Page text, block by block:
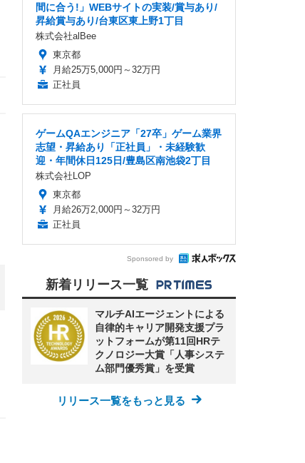
間に合う!」WEBサイトの実装/賞与あり/
昇給賞与あり/台東区東上野1丁目
株式会社alBee
東京都
月給25万5,000円～32万円
正社員
ゲームQAエンジニア「27卒」ゲーム業界
志望・昇給あり「正社員」・未経験歓
迎・年間休日125日/豊島区南池袋2丁目
株式会社LOP
東京都
月給26万2,000円～32万円
正社員
Sponsored by
新着リリース一覧
マルチAIエージェントによる
自律的キャリア開発支援プラ
ットフォームが第11回HRテ
クノロジー大賞「人事システ
ム部門優秀賞」を受賞
リリース一覧をもっと見る